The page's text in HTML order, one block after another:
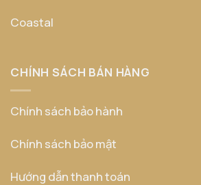
Coastal
CHÍNH SÁCH BÁN HÀNG
Chính sách bảo hành
Chính sách bảo mật
Hướng dẫn thanh toán